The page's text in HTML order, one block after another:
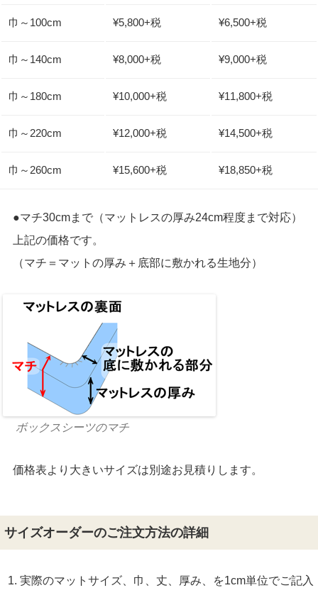
巾～100cm ¥5,800+税 ¥6,500+税
巾～140cm ¥8,000+税 ¥9,000+税
巾～180cm ¥10,000+税 ¥11,800+税
巾～220cm ¥12,000+税 ¥14,500+税
巾～260cm ¥15,600+税 ¥18,850+税
●マチ30cmまで（マットレスの厚み24cm程度まで対応）
上記の価格です。
（マチ＝マットの厚み＋底部に敷かれる生地分）
ボックスシーツのマチ
価格表より大きいサイズは別途お見積りします。
サイズオーダーのご注文方法の詳細
実際のマットサイズ、巾、丈、厚み、を1cm単位でご記入